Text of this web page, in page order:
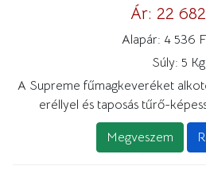
Ár: 22
Alapár: 4 536
Súly: 5 Kg
A Supreme fűmagkeveréket
eréllyel és taposás tűrő-
Megveszem